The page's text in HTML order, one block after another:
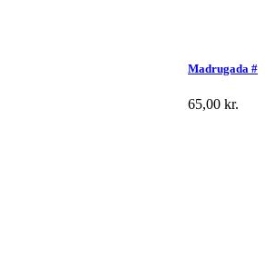
Madrugada #
65,00 kr.